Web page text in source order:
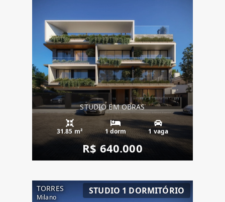
STUDIO EM OBRAS
31.85 m² 1 dorm 1 vaga
R$ 640.000
TORRES
Milano
STUDIO 1 DORMITÓRIO